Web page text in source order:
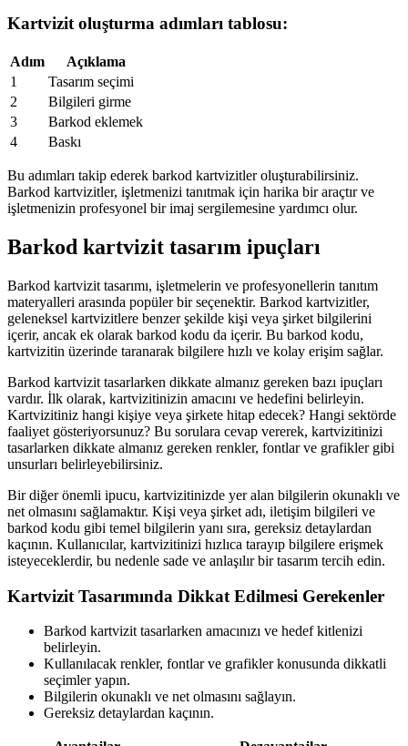
Kartvizit oluşturma adımları tablosu:
Adım
Açıklama
1
Tasarım seçimi
2
Bilgileri girme
3
Barkod eklemek
4
Baskı
Bu adımları takip ederek barkod kartvizitler oluşturabilirsiniz.
Barkod kartvizitler, işletmenizi tanıtmak için harika bir araçtır ve
işletmenizin profesyonel bir imaj sergilemesine yardımcı olur.
Barkod kartvizit tasarım ipuçları
Barkod kartvizit tasarımı, işletmelerin ve profesyonellerin tanıtım
materyalleri arasında popüler bir seçenektir. Barkod kartvizitler,
geleneksel kartvizitlere benzer şekilde kişi veya şirket bilgilerini
içerir, ancak ek olarak barkod kodu da içerir. Bu barkod kodu,
kartvizitin üzerinde taranarak bilgilere hızlı ve kolay erişim sağlar.
Barkod kartvizit tasarlarken dikkate almanız gereken bazı ipuçları
vardır. İlk olarak, kartvizitinizin amacını ve hedefini belirleyin.
Kartvizitiniz hangi kişiye veya şirkete hitap edecek? Hangi sektörde
faaliyet gösteriyorsunuz? Bu sorulara cevap vererek, kartvizitinizi
tasarlarken dikkate almanız gereken renkler, fontlar ve grafikler gibi
unsurları belirleyebilirsiniz.
Bir diğer önemli ipucu, kartvizitinizde yer alan bilgilerin okunaklı ve
net olmasını sağlamaktır. Kişi veya şirket adı, iletişim bilgileri ve
barkod kodu gibi temel bilgilerin yanı sıra, gereksiz detaylardan
kaçının. Kullanıcılar, kartvizitinizi hızlıca tarayıp bilgilere erişmek
isteyeceklerdir, bu nedenle sade ve anlaşılır bir tasarım tercih edin.
Kartvizit Tasarımında Dikkat Edilmesi Gerekenler
Barkod kartvizit tasarlarken amacınızı ve hedef kitlenizi
belirleyin.
Kullanılacak renkler, fontlar ve grafikler konusunda dikkatli
seçimler yapın.
Bilgilerin okunaklı ve net olmasını sağlayın.
Gereksiz detaylardan kaçının.